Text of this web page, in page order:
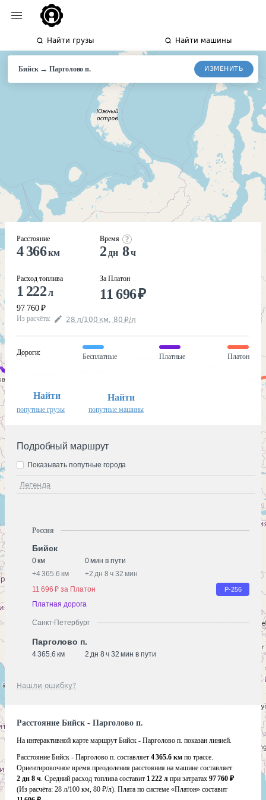
Найти грузы Найти машины
Бийск→Парголовоп. ИЗМЕНИТЬ
Расстояние
4 366км
Расход топлива
1 222л
97 760 ₽
Время
2 дн 8ч
За Платон
11 696₽
Из расчёта: 28 л/100 км, 80 ₽/л
Дороги:
Бесплатные Платные Платон
Найти
попутные грузы
Найти
попутные машины
Подробный маршрут
Легенда
Показывать попутные города
Россия
Бийск
0 км
0 мин в пути
+4 365.6 км +2 дн 8 ч 32 мин
11 696 ₽ за Платон
Р-256
Платная дорога
Санкт-Петербург
Парголово п.
4 365.6 км 2 дн 8 ч 32 мин в пути
Нашли ошибку?
Расстояние Бийск - Парголово п.
На интерактивной карте маршрут Бийск - Парголово п. показан линией.
Расстояние Бийск - Парголово п. составляет 4 365.6 км по трассе.
Ориентировочное время преодоления расстояния на машине составляет
2 дн 8 ч. Средний расход топлива составит 1 222 л при затратах 97 760 ₽
(Из расчёта: 28 л/100 км, 80 ₽/л). Плата по системе «Платон» составит